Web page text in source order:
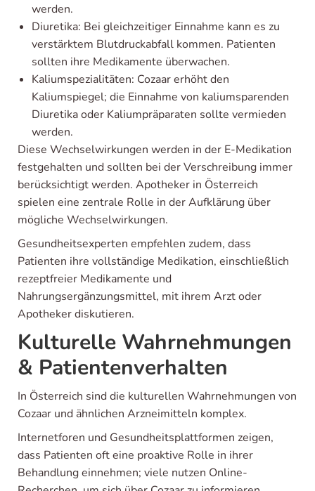
werden.
Diuretika: Bei gleichzeitiger Einnahme kann es zu
verstärktem Blutdruckabfall kommen. Patienten
sollten ihre Medikamente überwachen.
Kaliumspezialitäten: Cozaar erhöht den
Kaliumspiegel; die Einnahme von kaliumsparenden
Diuretika oder Kaliumpräparaten sollte vermieden
werden.
Diese Wechselwirkungen werden in der E-Medikation
festgehalten und sollten bei der Verschreibung immer
berücksichtigt werden. Apotheker in Österreich
spielen eine zentrale Rolle in der Aufklärung über
mögliche Wechselwirkungen.
Gesundheitsexperten empfehlen zudem, dass
Patienten ihre vollständige Medikation, einschließlich
rezeptfreier Medikamente und
Nahrungsergänzungsmittel, mit ihrem Arzt oder
Apotheker diskutieren.
Kulturelle Wahrnehmungen
& Patientenverhalten
In Österreich sind die kulturellen Wahrnehmungen von
Cozaar und ähnlichen Arzneimitteln komplex.
Internetforen und Gesundheitsplattformen zeigen,
dass Patienten oft eine proaktive Rolle in ihrer
Behandlung einnehmen; viele nutzen Online-